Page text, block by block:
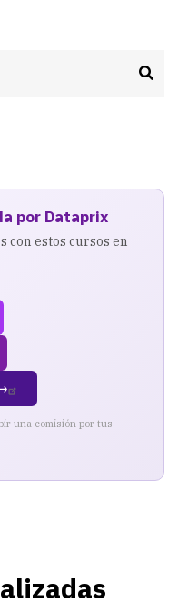
por Dataprix
con estos cursos en
una comisión por tus